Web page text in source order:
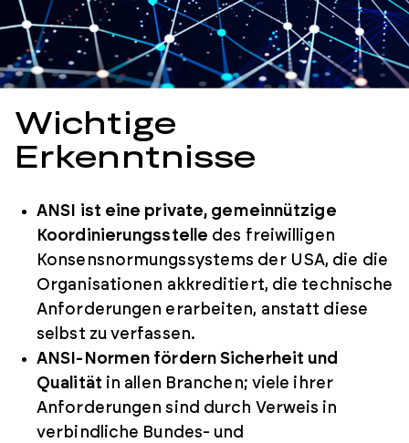
Wichtige
Erkenntnisse
ANSI ist eine private, gemeinnützige
Koordinierungsstelle des freiwilligen
Konsensnormungssystems der USA, die die
Organisationen akkreditiert, die technische
Anforderungen erarbeiten, anstatt diese
selbst zu verfassen.
ANSI-Normen fördern Sicherheit und
Qualität in allen Branchen; viele ihrer
Anforderungen sind durch Verweis in
verbindliche Bundes- und